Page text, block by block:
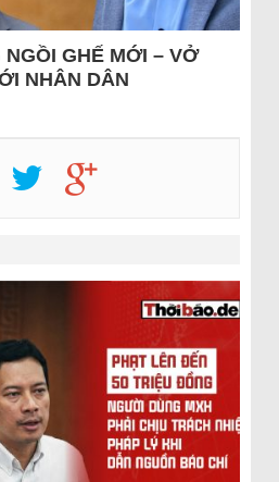
GHẾ MỚI – VỞ
NHÂN DÂN